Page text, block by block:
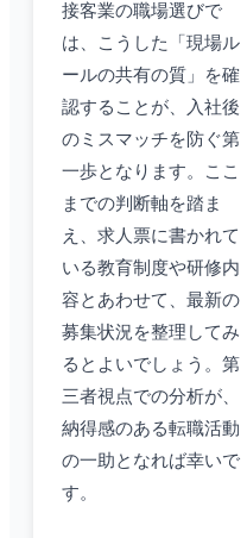
接客業の職場選びで
は、こうした「現場ル
ールの共有の質」を確
認することが、入社後
のミスマッチを防ぐ第
一歩となります。ここ
までの判断軸を踏ま
え、求人票に書かれて
いる教育制度や研修内
容とあわせて、最新の
募集状況を整理してみ
るとよいでしょう。第
三者視点での分析が、
納得感のある転職活動
の一助となれば幸いで
す。